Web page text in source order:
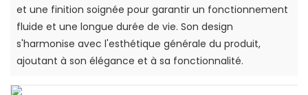
et une finition soignée pour garantir un fonctionnement
fluide et une longue durée de vie. Son design
s'harmonise avec l'esthétique générale du produit,
ajoutant à son élégance et à sa fonctionnalité.